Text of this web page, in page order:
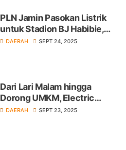
PLN Jamin Pasokan Listrik
untuk Stadion BJ Habibie,
Laga PSM Berjalan Lancar
DAERAH SEPT 24, 2025
Dari Lari Malam hingga
Dorong UMKM, Electric
Colour Run by PLN Parepare
DAERAH SEPT 23, 2025